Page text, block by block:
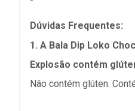
Dúvidas Frequentes:
1. A Bala Dip Loko
Explosão contém
Não contém glúten.